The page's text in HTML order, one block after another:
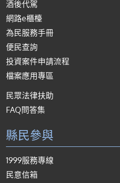
酒後代駕
網路e櫃檯
為民服務手冊
便民查詢
投資案件申請流程
檔案應用專區
民眾法律扶助
FAQ問答集
縣民參與
1999服務專線
民意信箱